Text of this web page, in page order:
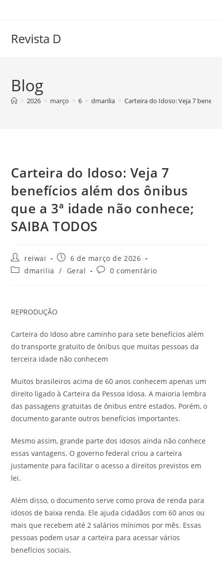
conteúdo
Revista D
Blog
> 2026 > março > 6 > dmarilia > Carteira do Idoso: Veja 7
Carteira do Idoso: Veja 7
benefícios além dos ônibus
que a 3ª idade não conhece;
SAIBA TODOS
Autor
do
post:
reiwai
Post
publicado:
6 de março de 2026
Categoria
dmarilia / Geral
Comentários
0 comentário
REPRODUÇÃO
Carteira do Idoso abre caminho para sete benefícios além
do transporte gratuito de ônibus que muitas pessoas da
terceira idade não conhecem
Muitos brasileiros acima de 60 anos conhecem apenas um
direito ligado à Carteira da Pessoa Idosa. A maioria lembra
das passagens gratuitas de ônibus entre estados. Porém, o
documento garante outros benefícios importantes.
Mesmo assim, grande parte dos idosos ainda não conhece
essas vantagens. O governo federal criou a carteira
justamente para facilitar o acesso a direitos previstos em
lei.
Além disso, o documento serve como prova de renda para
idosos de baixa renda. Ele ajuda cidadãos com 60 anos ou
mais que recebem até 2 salários mínimos por mês. Essas
pessoas podem usar a carteira para acessar vários
benefícios sociais.